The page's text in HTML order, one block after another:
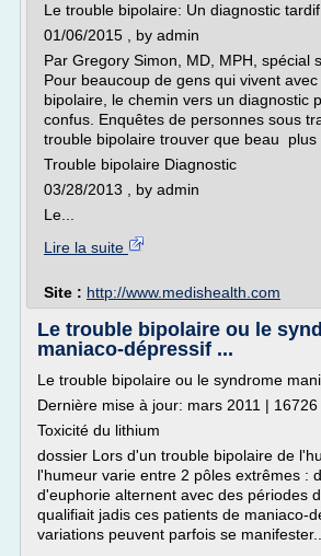
Le trouble bipolaire: Un diagnostic
01/06/2015 , by admin
Par Gregory Simon, MD, MPH, spécial
Pour beaucoup de gens qui vivent
bipolaire, le chemin vers un diagnostic
confus. Enquêtes de personnes sous
trouble bipolaire trouver que beau plus
Trouble bipolaire Diagnostic
03/28/2013 , by admin
Le...
Lire la suite
Site : http://www.medishealth.com
Le trouble bipolaire ou le
maniaco-dépressif ...
Le trouble bipolaire ou le syndrome
Dernière mise à jour: mars 2011 | 16726
Toxicité du lithium
dossier Lors d'un trouble bipolaire de
l'humeur varie entre 2 pôles extrêmes :
d'euphorie alternent avec des périodes
qualifiait jadis ces patients de maniaco-
variations peuvent parfois se manifester...